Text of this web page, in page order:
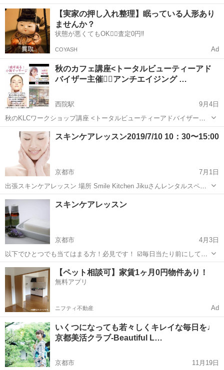
メイクや汚れの取り除き方や使用量 • 洗顔料の泡立て方、洗い方、拭
き取り方 • 化粧水の使用量、塗布の仕方 • 乳液の使用量、塗布の仕方 •
クリームの使用...
京都 京都市 スキンケア クレンジング
【実家の押し入れ整理】眠っている人形あり
ませんか？
状態が悪くてもOK🙆‍♀️査定0円‼️
COYASH Ad
秋のカフェ講座<トータルビューティーアド
バイザー主催💆‍♀️アンチエイジング …
西院駅
9月4日
秋のKLCワークショップ講座 <トータルビューティーアドバイザーが
教える💆‍♀️ アンチエイジング ・マッサージ WS> <老化メカニズムや若
返りの法則>興味ある方必見ですよ💫 当日はビューティー全般にわた
京都 京都市 西院駅
スキンケアレッスン2019/7/10 10：30〜15:00
京都市
7月1日
出張スキンケアレッスン 場所 Smile Kitchen Jikuさんレンタルスペー
ス2階 7月10日水曜日 10時半から15時 約90分1,000円（税込)プライベ
ートレッスン 完全予約制 女性限定 1日が始まる朝と1日が...
京都 京都市 スキンケア
スキンケアレッスン
京都市
4月3日
以下でひとつでも当てはまる方！必見です！ ☑️毎日当たり前にしてい
るスキンケアにレッスンが必要なの？と思っている ☑️何を使っても肌
の調子がイマイチな時がある ☑️皮膚科の薬を使っている ☑️化粧品にお
金をかけたくな...
京都 京都市 スキンケア
【ペット相談可】家賃1ヶ月0円物件あり！
無料アプリ
ニフティ不動産 Ad
いくつになっても若々しくキレイな毎日を♩
京都美活クラブ-Beautiful L…
京都市 11月19日